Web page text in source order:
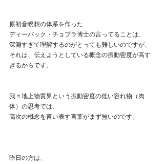
原初音瞑想の体系を作った
ディーパック・チョプラ博士の言ってることは、
深淵すぎて理解するのがとっても難しいのですが、
それは、伝えようとしている概念の振動密度が高す
ぎるからです。
我々地上物質界という振動密度の低い容れ物（肉
体）の思考では、
高次の概念を言い表す言葉がまず無いのです。
昨日の方は、